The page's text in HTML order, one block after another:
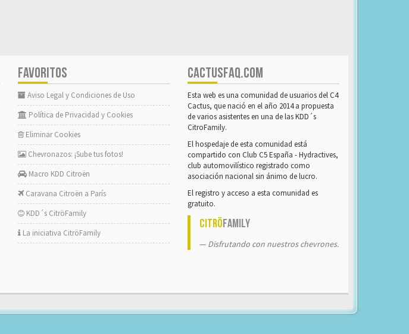
FAVORITOS
Aviso Legal y Condiciones de Uso
Política de Privacidad y Cookies
Eliminar Cookies
Chevronazos: ¡Sube tus fotos!
Macro KDD Citroën
Caravana Citroën a París
KDD´s CitröFamily
La iniciativa CitröFamily
CACTUSFAQ.COM
Esta web es una comunidad de usuarios del C4
Cactus, que nació en el año 2014 a propuesta
de varios asistentes en una de las KDD´s
CitroFamily.
El hospedaje de esta comunidad está
compartido con Club C5 España - Hydractives,
club automovilístico registrado como
asociación nacional sin ánimo de lucro.
El registro y acceso a esta comunidad es
gratuito.
CitröFamily
Disfrutando con nuestros chevrones.